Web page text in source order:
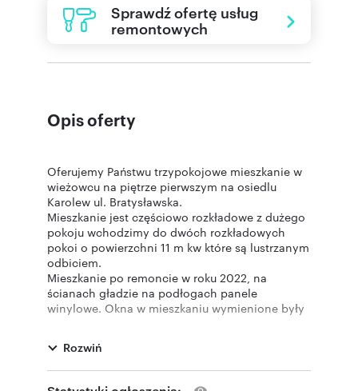
Sprawdź ofertę usług
remontowych
Opis oferty
Oferujemy Państwu trzypokojowe mieszkanie w
wieżowcu na piętrze pierwszym na osiedlu
Karolew ul. Bratysławska.
Mieszkanie jest częściowo rozkładowe z dużego
pokoju wchodzimy do dwóch rozkładowych
pokoi o powierzchni 11 m kw które są lustrzanym
odbiciem.
Mieszkanie po remoncie w roku 2022, na
ścianach gładzie na podłogach panele
winylowe. Okna w mieszkaniu wymienione były
zabudowie jak i w jednym z pokoi.
Mieszkanie zadbane, kuchnia wymaga
odświeżenia.
Rozwiń